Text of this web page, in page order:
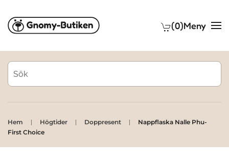
Skip to main content (0)Meny
Hem Högtider Doppresent
Nappflaska Nalle Phu-
First Choice